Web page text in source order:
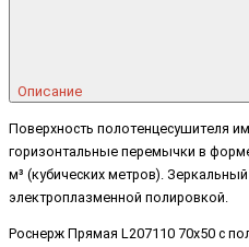
Описание
Поверхность полотенцесушителя
горизонтальные перемычки в
м³ (кубических метров).
электроплазменной полировкой.
Роснерж Прямая L207110 70x50 с